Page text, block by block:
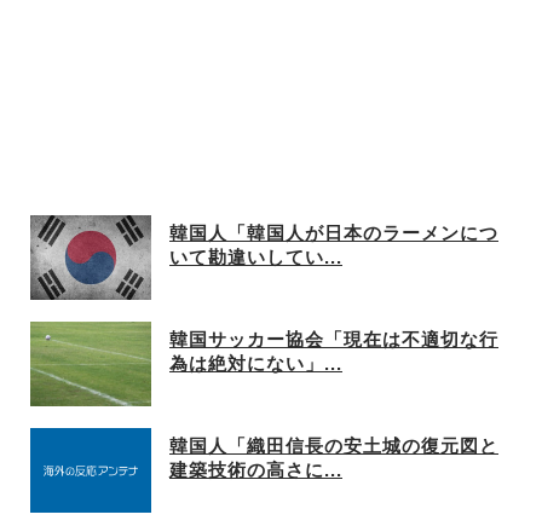
韓国人「韓国人が日本のラーメンにつ
いて勘違いしてい...
韓国サッカー協会「現在は不適切な行
為は絶対にない」...
韓国人「織田信長の安土城の復元図と
建築技術の高さに...